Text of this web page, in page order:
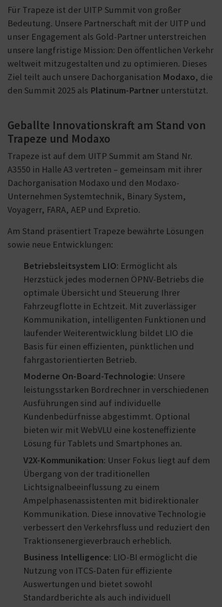
Für Trapeze ist der UITP Summit von großer
Bedeutung. Unsere Partnerschaft mit der UITP und
unser Engagement als Gold-Partner unterstreichen
unsere langfristige Mission: Den öffentlichen Verkehr
weltweit mitzugestalten und zu optimieren. Dieses
Ziel teilt auch unsere Dachorganisation Modaxo, die
den Summit 2025 als Platinum-Partner unterstützt.
Geballte Innovationskraft am Stand von
Trapeze und Modaxo
Trapeze ist auf dem UITP Summit am Stand Nr.
A3550 in Halle A3 vertreten – gemeinsam mit ihrer
Dachorganisation Modaxo und den Modaxo-
Unternehmen Systemtechnik, Binary System,
Voyagerr, FARA, AEP und Expretio.
Am Stand präsentiert Trapeze bewährte Lösungen
sowie neue Entwicklungen:
Betriebsleitsystem LIO: Ermöglicht als
Herzstück jedes modernen ÖPNV-Betriebs die
optimale Übersicht und Steuerung Ihrer
Fahrzeugflotte in Echtzeit. Mit zuverlässiger
Kommunikation, intelligenten Funktionen und
laufender Weiterentwicklung bildet LIO die
Basis für einen effizienten, pünktlichen und
fahrgastorientierten Betrieb.
Moderne On-Board-Technologie: Unsere
leistungsstarken Bordrechner in verschiedenen
Ausführungen sind auf individuelle
Kundenbedürfnisse abgestimmt. Optional
bieten wir mit WebVLU eine kosteneffiziente
Lösung für Tablets und Smartphones an.
V2X-Kommunikation: Unser Fokus liegt auf dem
Übergang von der traditionellen
Lichtsignalbeeinflussung zu einem
Ampelphasenassistenten mit bidirektionaler
Kommunikation. Diese innovative Technologie
verbessert den Verkehrsfluss und reduziert den
Traktionsenergieverbrauch erheblich.
Business Intelligence: LIO-BI ermöglicht die
Nutzung von ITCS-Daten für effiziente
Auswertungen und bietet sowohl
Standardberichte als auch individuell